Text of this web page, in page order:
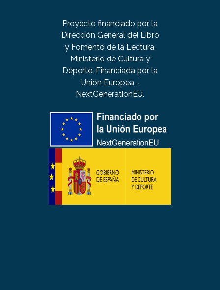
Proyecto financiado por la
Dirección General del Libro
y Fomento de la Lectura,
Ministerio de Cultura y
Deporte. Financiada por la
Unión Europea -
NextGenerationEU.